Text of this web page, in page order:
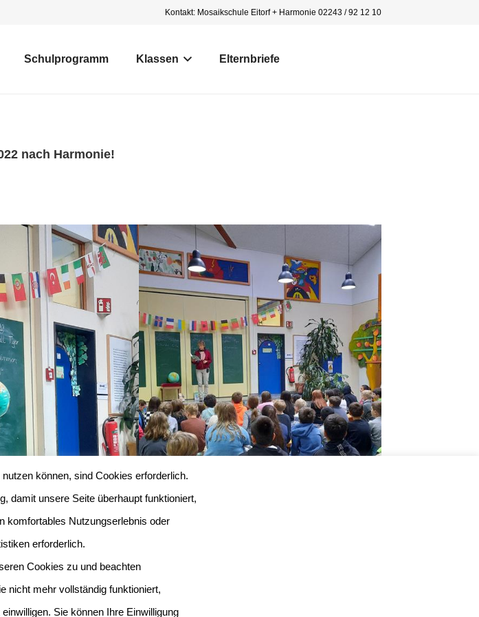
Kontakt: Mosaikschule Eitorf + Harmonie 02243 / 92 12 10
Schulprogramm Klassen Elternbriefe
nach Harmonie!
können, sind Cookies erforderlich.
damit unsere Seite überhaupt funktioniert,
komfortables Nutzungserlebnis oder
erforderlich.
Cookies zu und beachten
nicht mehr vollständig funktioniert,
Sie können Ihre Einwilligung